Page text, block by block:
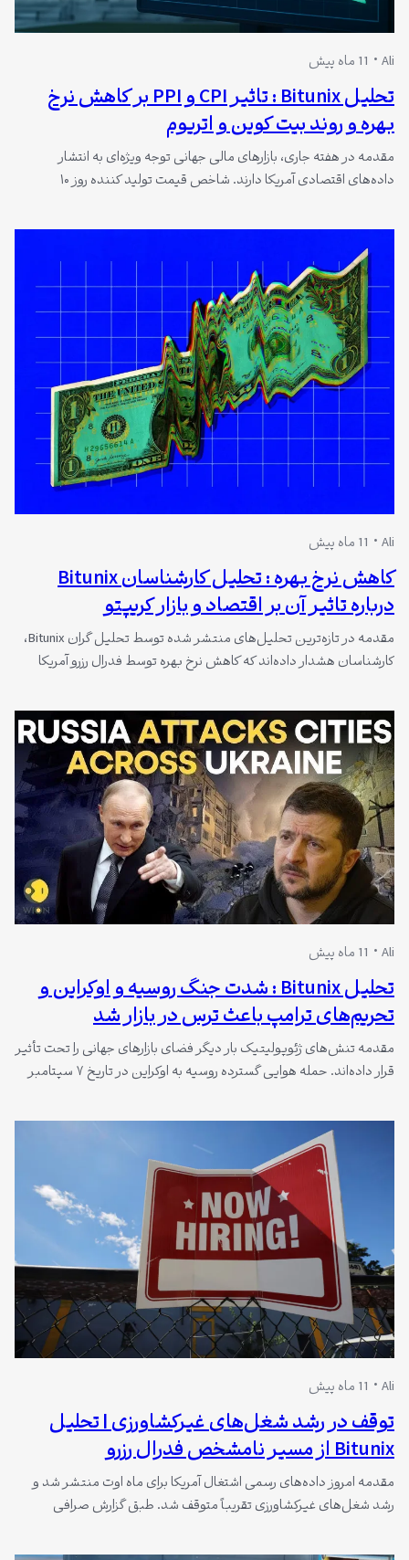
Ali 11 ماه پیش
تحلیل Bitunix : تاثیر CPI و PPI بر کاهش نرخ
بهره و روند بیت کوین و اتریوم
مقدمه در هفته جاری، بازارهای مالی جهانی توجه ویژه‌ای به انتشار
داده‌های اقتصادی آمریکا دارند. شاخص قیمت تولید کننده روز ۱۰
این داده‌ها چشم‌انداز تورم و سیاست‌های فدرال رزرو را روشن می‌کنند.
کریپتوکارنسی…
Ali 11 ماه پیش
کاهش نرخ بهره : تحلیل کارشناسان Bitunix
درباره تاثیر آن بر اقتصاد و بازار کریپتو
مقدمه در تازه‌ترین تحلیل‌های منتشر شده توسط تحلیل گران Bitunix،
کارشناسان هشدار داده‌اند که کاهش نرخ بهره توسط فدرال رزرو آمریکا
بازار کریپتو انتظار داشتند که این کاهش نرخ رشد اقتصادی را تحریک کند،
اما تحلیل‌گران حرفه‌ای دیدگاه متفاوتی دارند. این مقاله به…
Ali 11 ماه پیش
تحلیل Bitunix : شدت جنگ روسیه و اوکراین و
تحریم‌های ترامپ باعث ترس در بازار شد
مقدمه تنش‌های ژئوپولیتیک بار دیگر فضای بازارهای جهانی را تحت تأثیر
قرار داده‌اند. حمله هوایی گسترده روسیه به اوکراین در تاریخ ۷ سپتامبر
ساختمان‌های دولتی وارد کرد. در همین زمان، دونالد ترامپ از مرحله دوم
تحریم‌های آمریکا علیه روسیه خبر داد. هم‌زمان وزیر…
Ali 11 ماه پیش
توقف در رشد شغل‌های غیرکشاورزی | تحلیل
Bitunix از مسیر نامشخص فدرال رزرو
مقدمه امروز داده‌های رسمی اشتغال آمریکا برای ماه اوت منتشر شد و
رشد شغل‌های غیرکشاورزی تقریباً متوقف شد. طبق گزارش صرافی
اما تنها 22000 شغل جدید ثبت شد. نرخ بیکاری نیز به 4.3٪ رسید که